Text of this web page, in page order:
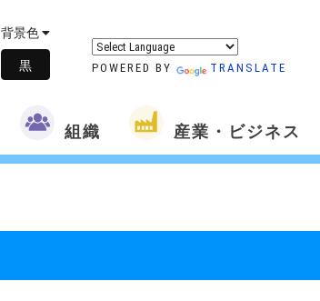
背景色
POWERED BY TRANSLATE
組織 産業・ビジネス